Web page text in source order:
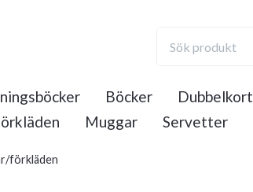
Böcker Dubbelkort
Muggar Servetter
förkläden